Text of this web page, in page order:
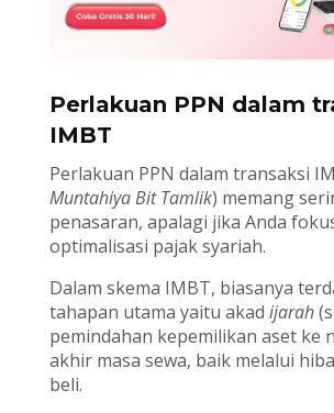
Perlakuan PPN dalam
IMBT
Perlakuan PPN dalam transaksi
Muntahiya Bit Tamlik) memang
penasaran, apalagi jika Anda
optimalisasi pajak syariah.
Dalam skema IMBT, biasanya
tahapan utama yaitu akad ijarah
pemindahan kepemilikan aset ke
akhir masa sewa, baik melalui
beli.